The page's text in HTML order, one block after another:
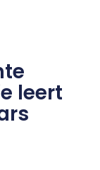
leert